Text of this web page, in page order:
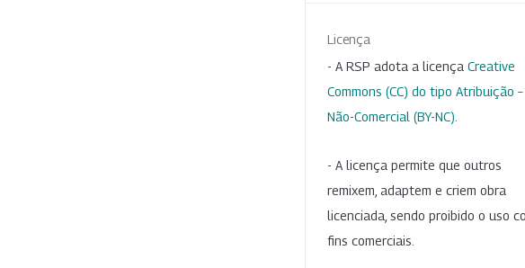
Licença
- A RSP adota a licença Creative
Commons (CC) do tipo Atribuição
Não-Comercial (BY-NC)
- A licença permite que outros
remixem, adaptem e criem obra
licenciada, sendo proibido o uso
fins comerciais.